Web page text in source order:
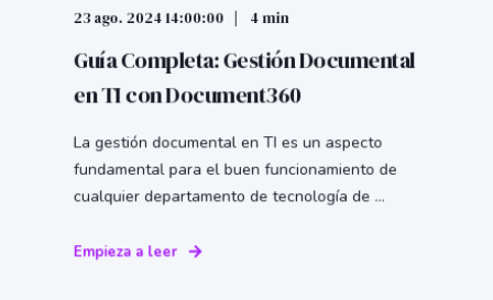
23 ago. 2024 14:00:00 4 min
Guía Completa: Gestión Documental
en TI con Document360
La gestión documental en TI es un aspecto
fundamental para el buen funcionamiento de
cualquier departamento de tecnología de ...
Empieza a leer